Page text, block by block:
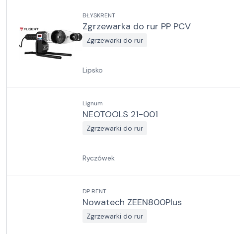
BŁYSKRENT
Zgrzewarka do rur PP PCV
Zgrzewarki do rur
Lipsko
Lignum
NEOTOOLS 21-001
Zgrzewarki do rur
Ryczówek
DP RENT
Nowatech ZEEN800Plus
Zgrzewarki do rur